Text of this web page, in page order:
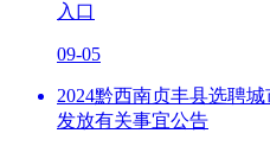
入口
09-05
2024黔西南贞丰县选聘
发放有关事宜公告